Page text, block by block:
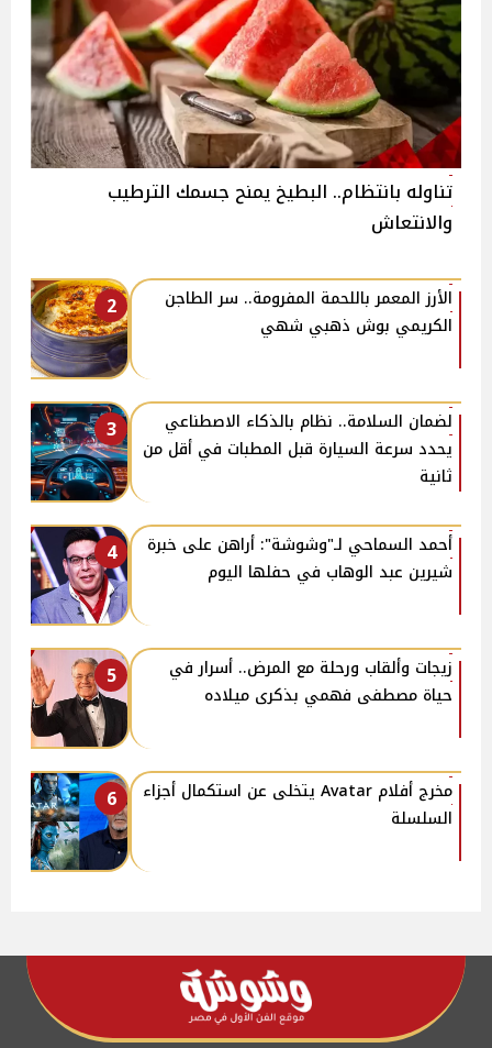
تناوله بانتظام.. البطيخ يمنح جسمك الترطيب
والانتعاش
2
الأرز المعمر باللحمة المفرومة.. سر الطاجن
الكريمي بوش ذهبي شهي
3
لضمان السلامة.. نظام بالذكاء الاصطناعي
يحدد سرعة السيارة قبل المطبات في أقل من
ثانية
4
أحمد السماحي لـ"وشوشة": أراهن على خبرة
شيرين عبد الوهاب في حفلها اليوم
5
زيجات وألقاب ورحلة مع المرض.. أسرار في
حياة مصطفى فهمي بذكرى ميلاده
6
مخرج أفلام Avatar يتخلى عن استكمال أجزاء
السلسلة